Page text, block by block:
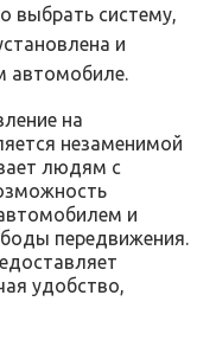
выбрать систему,
и
автомобиле.
на
незаменимой
людям с
и
передвижения.
удобство,